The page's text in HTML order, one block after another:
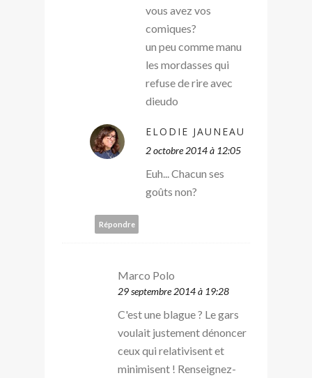
vous avez vos
comiques?
un peu comme manu
les mordasses qui
refuse de rire avec
dieudo
ELODIE JAUNEAU
2 octobre 2014 à 12:05
Euh... Chacun ses
goûts non?
Répondre
Marco Polo
29 septembre 2014 à 19:28
C'est une blague ? Le gars
voulait justement dénoncer
ceux qui relativisent et
minimisent ! Renseignez-